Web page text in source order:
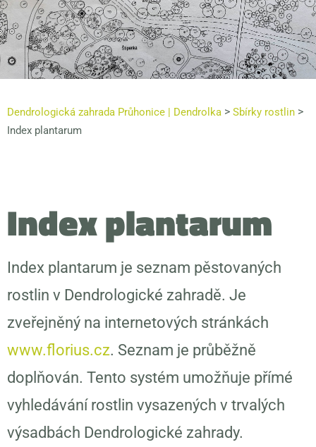
Dendrologická zahrada Průhonice | Dendrolka > Sbírky rostlin >
Index plantarum
Index plantarum
Index plantarum je seznam pěstovaných
rostlin v Dendrologické zahradě. Je
zveřejněný na internetových stránkách
www.florius.cz. Seznam je průběžně
doplňován. Tento systém umožňuje přímé
vyhledávání rostlin vysazených v trvalých
výsadbách Dendrologické zahrady.